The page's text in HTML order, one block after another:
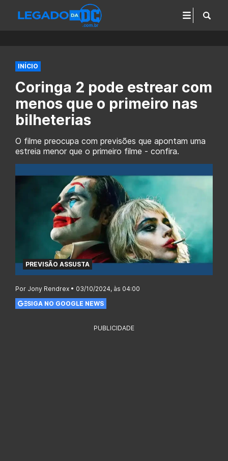
INÍCIO
Coringa 2 pode estrear com
menos que o primeiro nas
bilheterias
O filme preocupa com previsões que apontam uma
estreia menor que o primeiro filme - confira.
PREVISÃO ASSUSTA
Por Jony Rendrex • 03/10/2024, às 04:00
SIGA NO GOOGLE NEWS
PUBLICIDADE